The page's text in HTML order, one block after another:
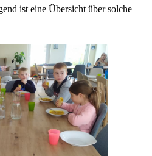
ist eine Übersicht über solche